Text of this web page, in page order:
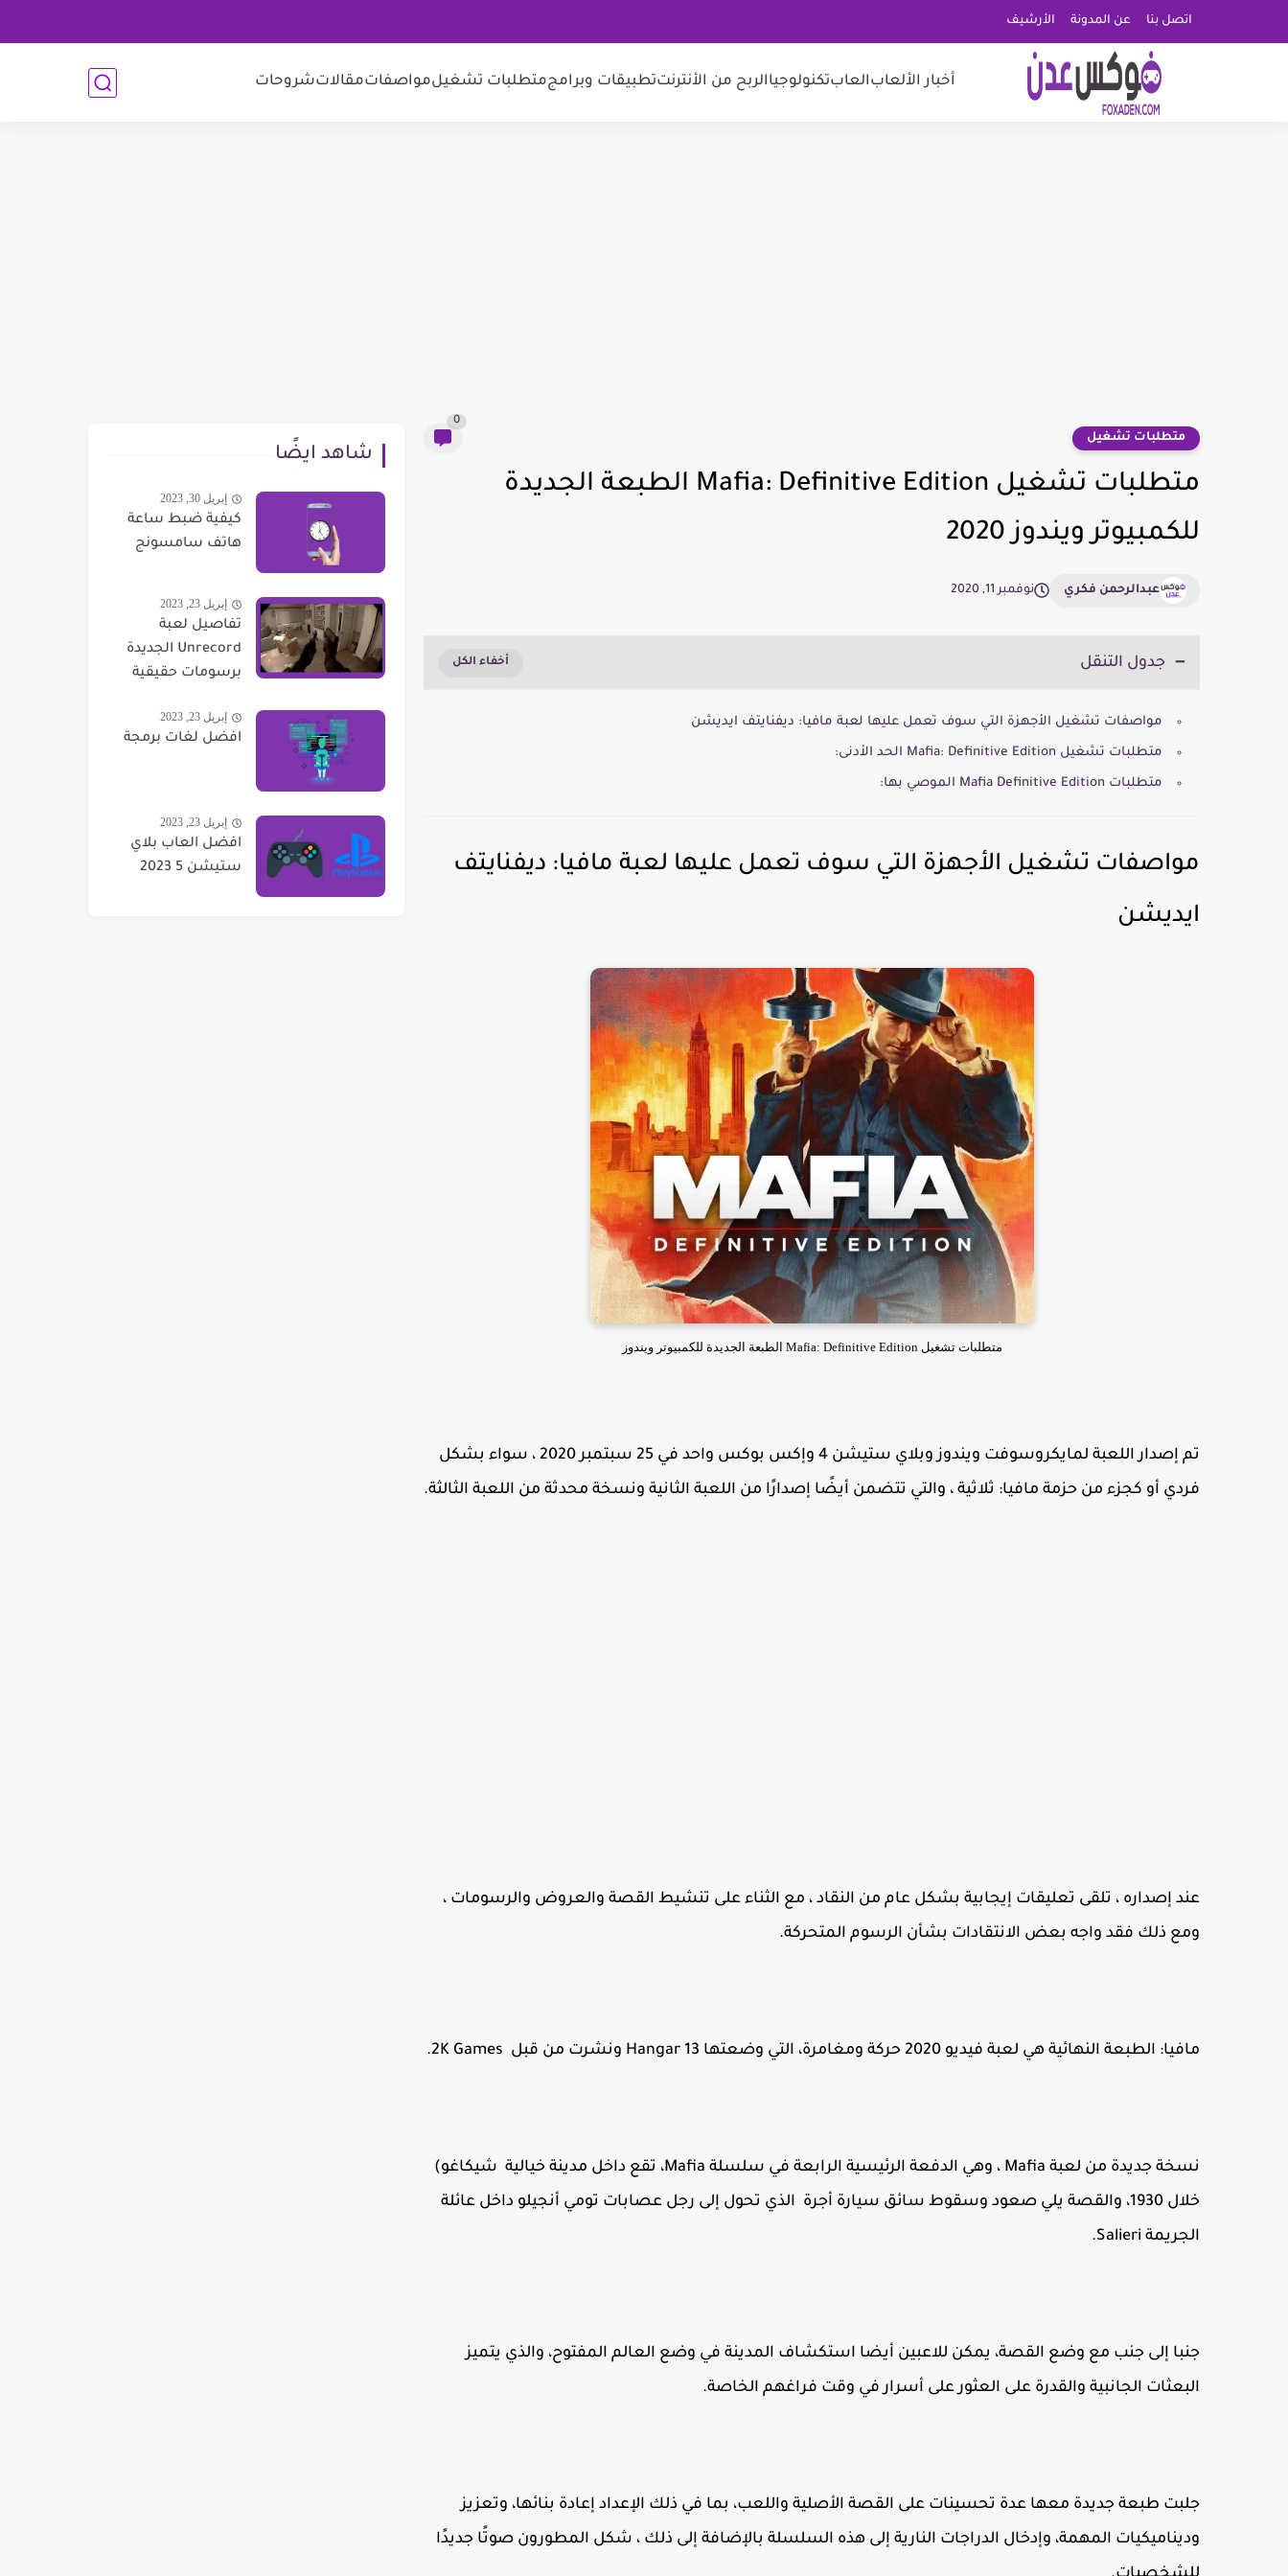
اتصل بنا عن المدونة الأرشيف
أخبار الألعابالعابتكنولوجياالربح من الأنترنتتطبيقات وبرامجمتطلبات تشغيلمواصفاتمقالاتشروحات
متطلبات تشغيل
0
متطلبات تشغيل Mafia: Definitive Edition الطبعة الجديدة
للكمبيوتر ويندوز 2020
عبدالرحمن فكري نوفمبر 11, 2020
جدول التنقل
مواصفات تشغيل الأجهزة التي سوف تعمل عليها لعبة مافيا: ديفنايتف ايديشن
متطلبات تشغيل Mafia: Definitive Edition الحد الأدنى:
متطلبات Mafia Definitive Edition الموصي بها:
مواصفات تشغيل الأجهزة التي سوف تعمل عليها لعبة مافيا: ديفنايتف
ايديشن
متطلبات تشغيل Mafia: Definitive Edition الطبعة الجديدة للكمبيوتر ويندوز
تم إصدار اللعبة لمايكروسوفت ويندوز وبلاي ستيشن 4 وإكس بوكس واحد في 25 سبتمبر 2020 ، سواء بشكل
فردي أو كجزء من حزمة مافيا: ثلاثية ، والتي تتضمن أيضًا إصدارًا من اللعبة الثانية ونسخة محدثة من اللعبة الثالثة.
عند إصداره ، تلقى تعليقات إيجابية بشكل عام من النقاد ، مع الثناء على تنشيط القصة والعروض والرسومات ،
ومع ذلك فقد واجه بعض الانتقادات بشأن الرسوم المتحركة.
مافيا: الطبعة النهائية هي لعبة فيديو 2020 حركة ومغامرة، التي وضعتها Hangar 13 ونشرت من قبل 2K Games.
نسخة جديدة من لعبة Mafia ، وهي الدفعة الرئيسية الرابعة في سلسلة Mafia، تقع داخل مدينة خيالية شيكاغو)
خلال 1930، والقصة يلي صعود وسقوط سائق سيارة أجرة الذي تحول إلى رجل عصابات تومي أنجيلو داخل عائلة
الجريمة Salieri.
جنبا إلى جنب مع وضع القصة، يمكن للاعبين أيضا استكشاف المدينة في وضع العالم المفتوح، والذي يتميز
البعثات الجانبية والقدرة على العثور على أسرار في وقت فراغهم الخاصة.
جلبت طبعة جديدة معها عدة تحسينات على القصة الأصلية واللعب، بما في ذلك الإعداد إعادة بنائها، وتعزيز
وديناميكيات المهمة، وإدخال الدراجات النارية إلى هذه السلسلة بالإضافة إلى ذلك ، شكل المطورون صوتًا جديدًا
شاهد ايضًا
إبريل 30, 2023
كيفية ضبط ساعة
هاتف سامسونج
إبريل 23, 2023
تفاصيل لعبة
Unrecord الجديدة
برسومات حقيقية
إبريل 23, 2023
افضل لغات برمجة
إبريل 23, 2023
افضل العاب بلاي
ستيشن 5 2023